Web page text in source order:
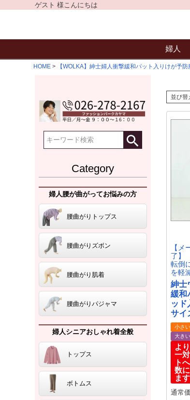
ゲスト 様こんにちは
婦人
HOME 【WOLKA】紳士婦人衝撃緩和パット入りけが予防
Category
婦人腰が曲がってお悩みの方
腰曲がりトップス
腰曲がりズボン
腰曲がり肌着
腰曲がりパジャマ
婦人シニアおしゃれ着全般
トップス
ボトムス
並び替
【メ
了】
転倒
を軽
紳士
緩和
ッド
サ
小さ
大き
よ
一
ト
数
ます
通常